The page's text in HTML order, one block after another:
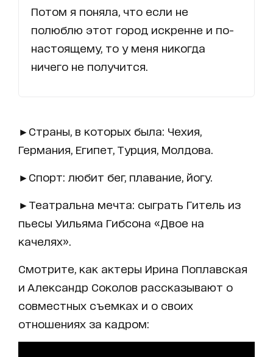
Потом я поняла, что если не
полюблю этот город искренне и по-
настоящему, то у меня никогда
ничего не получится.
►Страны, в которых была: Чехия,
Германия, Египет, Турция, Молдова.
►Спорт: любит бег, плавание, йогу.
►Театральна мечта: сыграть Гитель из
пьесы Уильяма Гибсона «Двое на
качелях».
Смотрите, как актеры Ирина Поплавская
и Александр Соколов рассказывают о
совместных съемках и о своих
отношениях за кадром: